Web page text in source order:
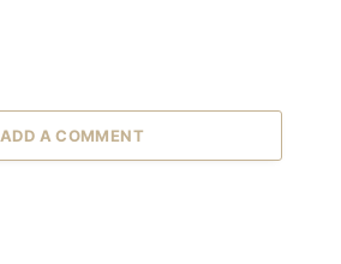
ADD A COMMENT